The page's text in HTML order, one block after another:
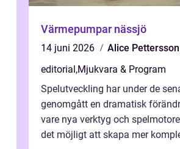
Värmepumpar nässjö
14 juni 2026
Alice Pettersson
editorial,Mjukvara & Program
Spelutveckling har under de
genomgått en dramatisk
vare nya verktyg och
det möjligt att skapa mer